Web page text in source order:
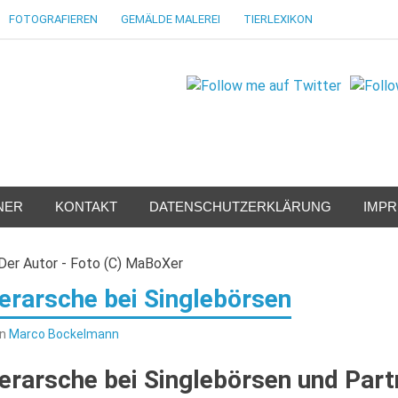
FOTOGRAFIEREN GEMÄLDE MALEREI TIERLEXIKON
KONTAKT DATENSCHUTZERKLÄRUNG
bei Singlebörsen
Marco Bockelmann
bei Singlebörsen und